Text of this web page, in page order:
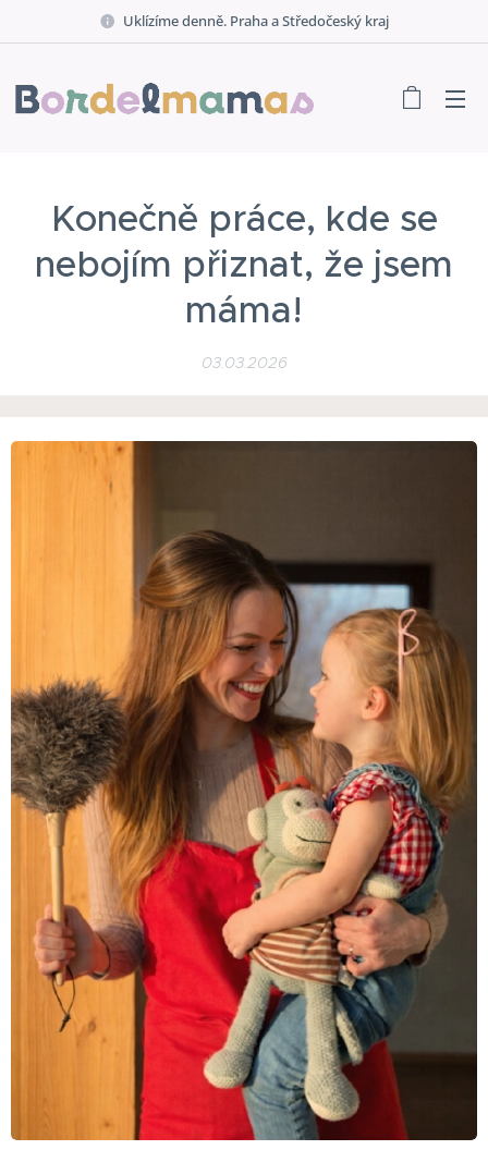
Uklízíme denně. Praha a Středočeský kraj
Konečně práce, kde se
nebojím přiznat, že jsem
máma!
03.03.2026